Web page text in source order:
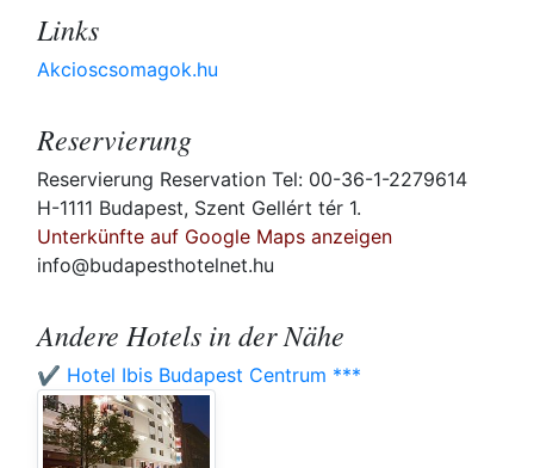
Links
Akcioscsomagok.hu
Reservierung
Reservierung Reservation Tel: 00-36-1-2279614
H-1111 Budapest, Szent Gellért tér 1.
Unterkünfte auf Google Maps anzeigen
info@budapesthotelnet.hu
Andere Hotels in der Nähe
✔️ Hotel Ibis Budapest Centrum ***